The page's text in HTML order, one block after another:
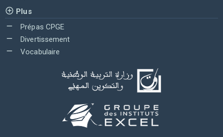
Plus
Prépas CPGE
Divertissement
Vocabulaire